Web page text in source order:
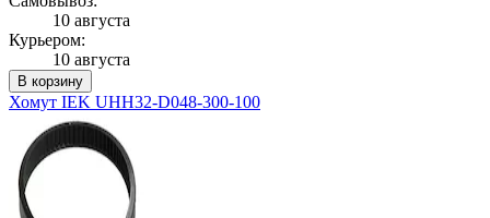
10 августа
Курьером:
10 августа
В корзину
Хомут IEK UHH32-D048-300-100